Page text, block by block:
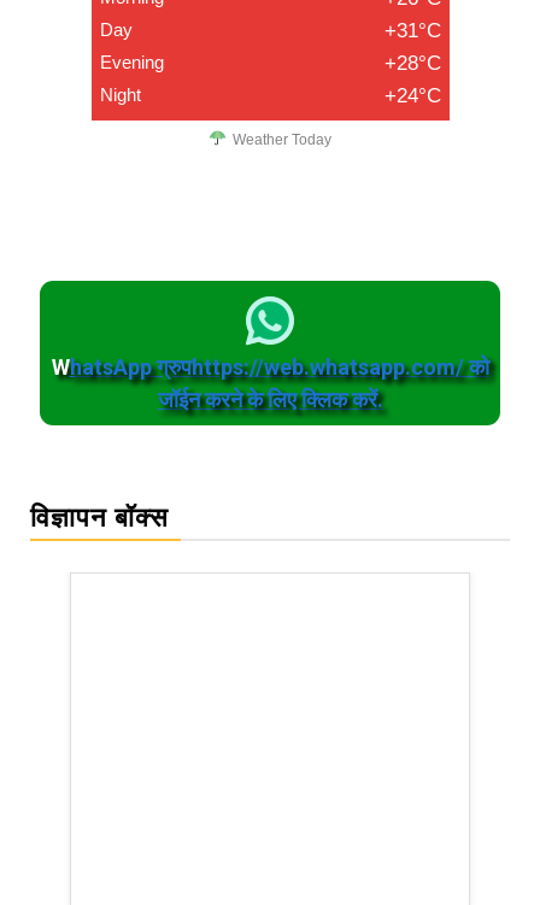
Day +31°C
Evening +28°C
Night +24°C
Weather Today
WhatsApp ग्रुपhttps://web.whatsapp.com/ को
जॉईन करने के लिए क्लिक करें.
विज्ञापन बॉक्स